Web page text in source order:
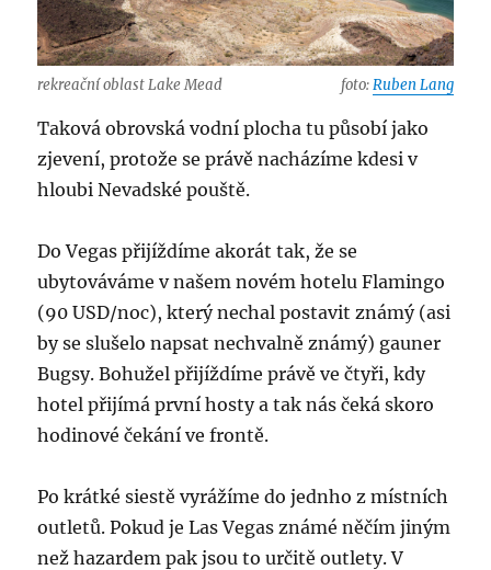
rekreační oblast Lake Mead foto:Ruben Lang
Taková obrovská vodní plocha tu působí jako
zjevení, protože se právě nacházíme kdesi v
hloubi Nevadské pouště.
Do Vegas přijíždíme akorát tak, že se
ubytováváme v našem novém hotelu Flamingo
(90 USD/noc), který nechal postavit známý (asi
by se slušelo napsat nechvalně známý) gauner
Bugsy. Bohužel přijíždíme právě ve čtyři, kdy
hotel přijímá první hosty a tak nás čeká skoro
hodinové čekání ve frontě.
Po krátké siestě vyrážíme do jednho z místních
outletů. Pokud je Las Vegas známé něčím jiným
než hazardem pak jsou to určitě outlety. V